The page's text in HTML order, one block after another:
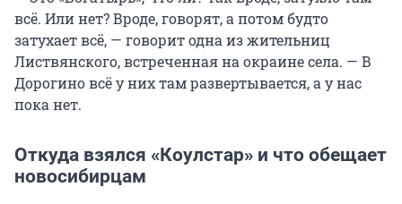
всё. Или нет? Вроде, говорят, а потом будто
затухает всё, — говорит одна из жительниц
Листвянского, встреченная на окраине села. — В
Дорогино всё у них там развертывается, а у нас
пока нет.
Откуда взялся «Коулстар» и что обещает
новосибирцам